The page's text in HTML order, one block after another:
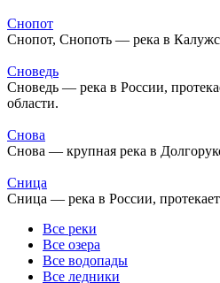
Снопот
Снопот, Снопоть — река в
Сноведь
Сноведь — река в России,
области.
Снова
Снова — крупная река в
Сница
Сница — река в России,
Все реки
Все озера
Все водопады
Все ледники